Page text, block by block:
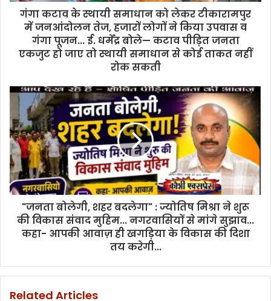
नवदीप
गंगा कटाव के स्थायी समाधान को लेकर टीकारामपुर
में जनआंदोलन तेज, हजारों लोगों ने किया उपवास व
गंगा पूजन... ई. धर्मेंद्र बोले— कटाव पीड़ित जनता
एकजुट हो जाए तो स्थायी समाधान से कोई ताकत नहीं
रोक सकती
"जनता बोलेगी, शहर बदलेगा" : ज्योतिष मिश्रा ने शुरू
की विकास संवाद मुहिम... नगरवासियों से मांगे सुझाव...
कहा- आपकी आवाज़ ही खगड़िया के विकास की दिशा
तय करेगी...
Related Articles